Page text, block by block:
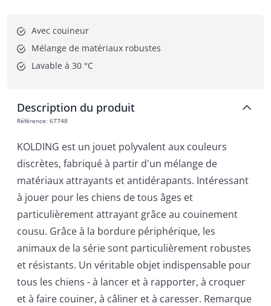
Avec couineur
Mélange de matériaux robustes
Lavable à 30 °C
Description du produit
Référence: 67748
KOLDING est un jouet polyvalent aux couleurs
discrètes, fabriqué à partir d'un mélange de
matériaux attrayants et antidérapants. Intéressant
à jouer pour les chiens de tous âges et
particulièrement attrayant grâce au couinement
cousu. Grâce à la bordure périphérique, les
animaux de la série sont particulièrement robustes
et résistants. Un véritable objet indispensable pour
tous les chiens - à lancer et à rapporter, à croquer
et à faire couiner, à câliner et à caresser. Remarque